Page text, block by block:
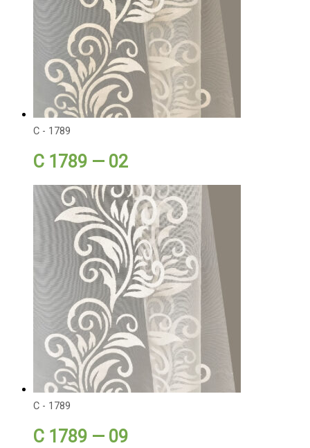
C - 1789
C 1789 — 02
C - 1789
C 1789 — 09